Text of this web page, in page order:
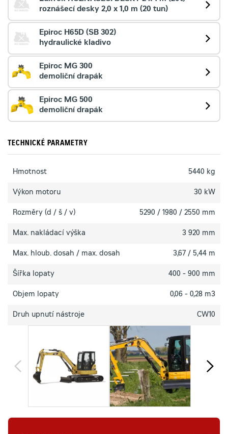
roznášecí desky 2,0 x 1,0 m (20 tun)
Epiroc H65D (SB 302)
hydraulické kladivo
Epiroc MG 300
demoliční drapák
Epiroc MG 500
demoliční drapák
TECHNICKÉ PARAMETRY
Hmotnost 5440 kg
Výkon motoru 30 kW
Rozměry (d / š / v) 5290 / 1980 / 2550 mm
Max. nakládací výška 3 920 mm
Max. hloub. dosah / max. dosah 3,67 / 5,44 m
Šířka lopaty 400 - 900 mm
Objem lopaty 0,06 - 0,28 m3
Druh upnutí nástroje CW10